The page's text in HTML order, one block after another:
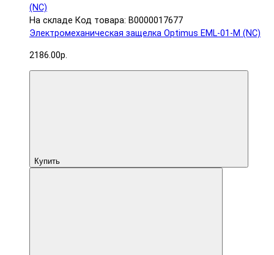
На складе Код товара: В0000017677
Электромеханическая защелка Optimus EML-01-M (NC)
2186.00р.
Купить